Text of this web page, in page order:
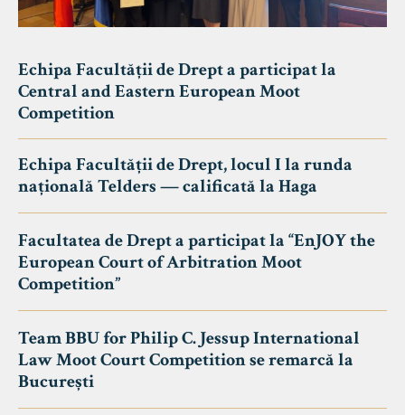
Echipa Facultății de Drept a participat la
Central and Eastern European Moot
Competition
Echipa Facultății de Drept, locul I la runda
națională Telders — calificată la Haga
Facultatea de Drept a participat la “EnJOY the
European Court of Arbitration Moot
Competition”
Team BBU for Philip C. Jessup International
Law Moot Court Competition se remarcă la
București